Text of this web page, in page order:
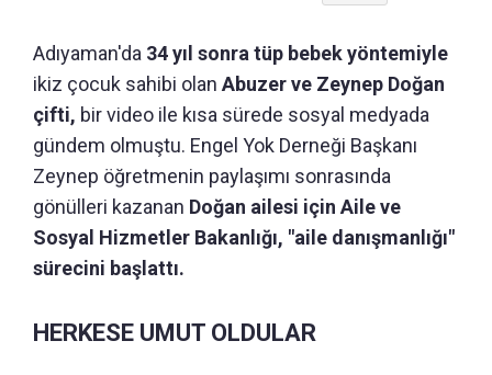
Adıyaman'da 34 yıl sonra tüp bebek yöntemiyle
ikiz çocuk sahibi olan Abuzer ve Zeynep Doğan
çifti, bir video ile kısa sürede sosyal medyada
gündem olmuştu. Engel Yok Derneği Başkanı
Zeynep öğretmenin paylaşımı sonrasında
gönülleri kazanan Doğan ailesi için Aile ve
Sosyal Hizmetler Bakanlığı, "aile danışmanlığı"
sürecini başlattı.
HERKESE UMUT OLDULAR